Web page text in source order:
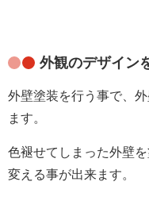
外観のデザイン
外壁塗装を行う事で、
ます。
色褪せてしまった外壁
変える事が出来ます。